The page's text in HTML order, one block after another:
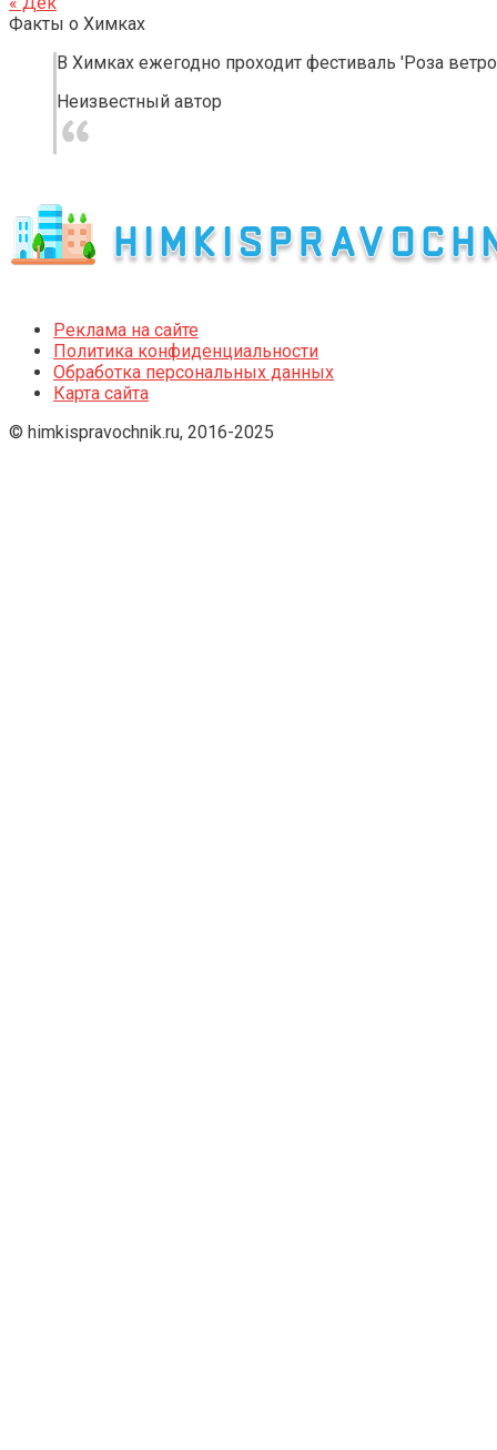
Факты о Химках
В Химках ежегодно проходит фестиваль 'Роза
Неизвестный автор
Реклама на сайте
Политика конфиденциальности
Обработка персональных данных
Карта сайта
© himkispravochnik.ru, 2016-2025